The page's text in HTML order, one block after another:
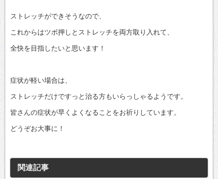
ストレッチができそうなので、
これからはツボ押しとストレッチを両方取り入れて、
全快を目指したいと思います！
症状が軽い場合は、
ストレッチだけですっと治る方もいらっしゃるようです。
皆さんの症状が早くよくなることをお祈りしています。
どうぞお大事に！
関連記事